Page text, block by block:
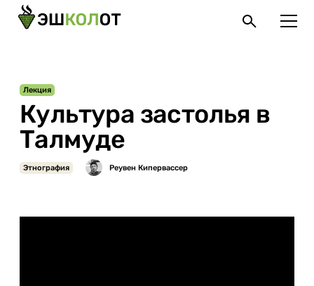
Культура застолья в
Талмуде
Лекция
Этнография